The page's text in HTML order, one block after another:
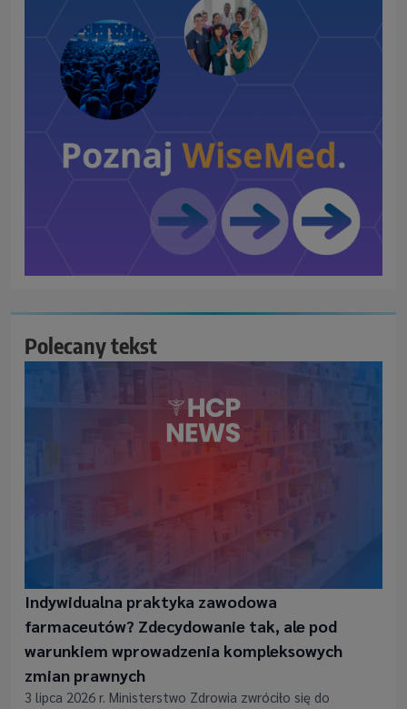
Polecany tekst
Indywidualna praktyka zawodowa
farmaceutów? Zdecydowanie tak, ale pod
warunkiem wprowadzenia kompleksowych
zmian prawnych
3 lipca 2026 r. Ministerstwo Zdrowia zwróciło się do